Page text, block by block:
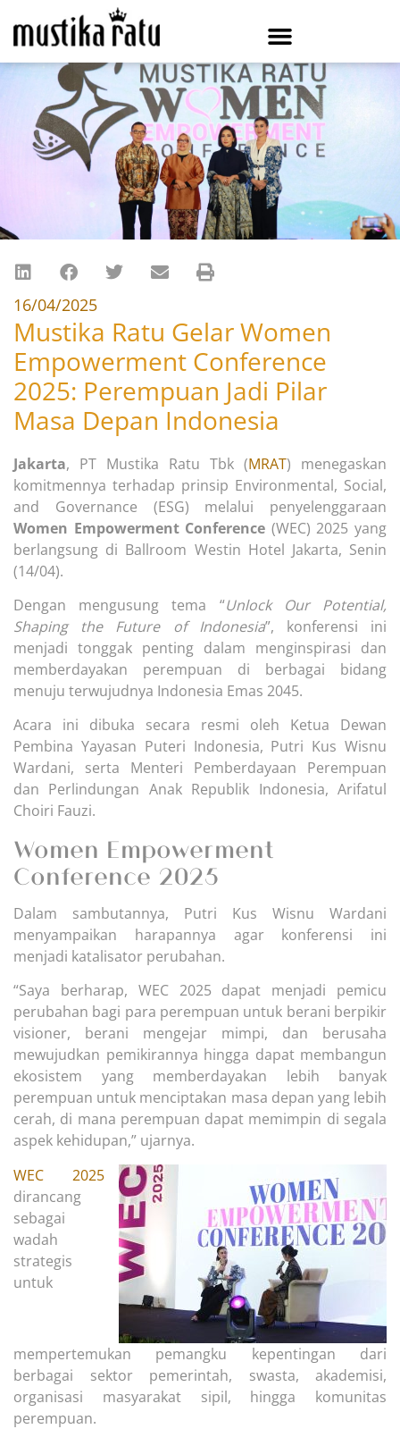
16/04/2025
Mustika Ratu Gelar Women
Empowerment Conference
2025: Perempuan Jadi Pilar
Masa Depan Indonesia
Jakarta, PT Mustika Ratu Tbk (MRAT) menegaskan
komitmennya terhadap prinsip Environmental, Social,
and Governance (ESG) melalui penyelenggaraan
Women Empowerment Conference (WEC) 2025 yang
berlangsung di Ballroom Westin Hotel Jakarta, Senin
(14/04).
Dengan mengusung tema “Unlock Our Potential,
Shaping the Future of Indonesia”, konferensi ini
menjadi tonggak penting dalam menginspirasi dan
memberdayakan perempuan di berbagai bidang
menuju terwujudnya Indonesia Emas 2045.
Acara ini dibuka secara resmi oleh Ketua Dewan
Pembina Yayasan Puteri Indonesia, Putri Kus Wisnu
Wardani, serta Menteri Pemberdayaan Perempuan
dan Perlindungan Anak Republik Indonesia, Arifatul
Choiri Fauzi.
Women Empowerment
Conference 2025
Dalam sambutannya, Putri Kus Wisnu Wardani
menyampaikan harapannya agar konferensi ini
menjadi katalisator perubahan.
“Saya berharap, WEC 2025 dapat menjadi pemicu
perubahan bagi para perempuan untuk berani berpikir
visioner, berani mengejar mimpi, dan berusaha
mewujudkan pemikirannya hingga dapat membangun
ekosistem yang memberdayakan lebih banyak
perempuan untuk menciptakan masa depan yang lebih
cerah, di mana perempuan dapat memimpin di segala
aspek kehidupan,” ujarnya.
WEC 2025
dirancang
sebagai
wadah
strategis
untuk
mempertemukan pemangku kepentingan dari
berbagai sektor pemerintah, swasta, akademisi,
organisasi masyarakat sipil, hingga komunitas
perempuan.